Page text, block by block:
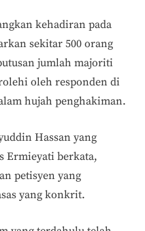
kehadiran pada
sekitar 500 orang
jumlah majoriti
oleh responden di
hujah penghakiman.
Hassan yang
Ermieyati berkata,
petisyen yang
yang konkrit.